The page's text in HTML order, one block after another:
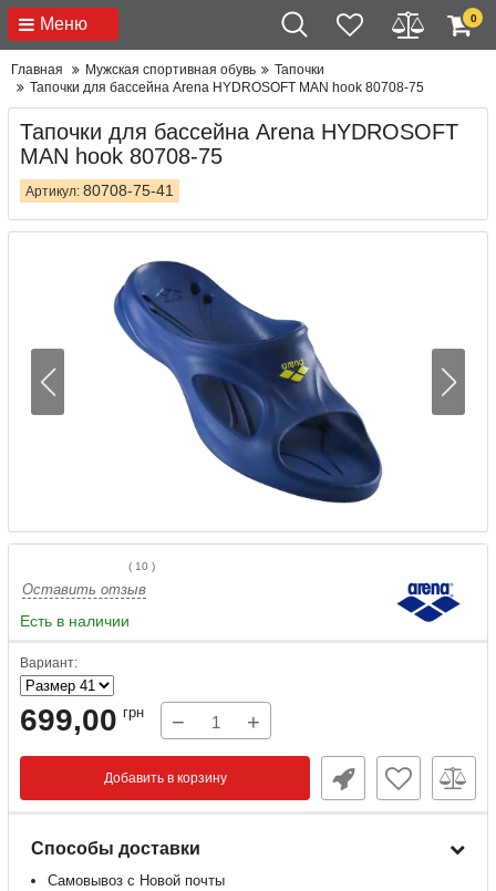
Меню 0
Главная Мужская спортивная обувь
Тапочки
Тапочки для бассейна Arena HYDROSOFT MAN hook 80708-75
Тапочки для бассейна Arena HYDROSOFT
MAN hook 80708-75
Артикул: 80708-75-41
( 10 )
Оставить отзыв
Есть в наличии
Вариант:
699,00 грн − +
Добавить в корзину
Способы доставки
Самовывоз с Новой почты